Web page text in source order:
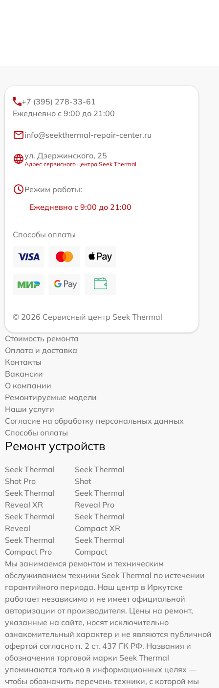
+7 (395) 278-33-61
Ежедневно с 9:00 до 21:00
info@seekthermal-repair-center.ru
ул. Дзержинского, 25
Адрес сервисного центра Seek Thermal
Режим работы:
Ежедневно с 9:00 до 21:00
Способы оплаты
© 2026 Сервисный центр Seek Thermal
Стоимость ремонта
Оплата и доставка
Контакты
Вакансии
О компании
Ремонтируемые модели
Наши услуги
Согласие на обработку персональных данных
Способы оплаты
Ремонт устройств
Seek Thermal
Shot Pro
Seek Thermal
Shot
Seek Thermal
Reveal XR
Seek Thermal
Reveal Pro
Seek Thermal
Reveal
Seek Thermal
Compact XR
Seek Thermal
Compact Pro
Seek Thermal
Compact
Мы занимаемся ремонтом и техническим
обслуживанием техники Seek Thermal по истечении
гарантийного периода. Наш центр в Иркутске
работает независимо и не имеет официальной
авторизации от производителя. Цены на ремонт,
указанные на сайте, носят исключительно
ознакомительный характер и не являются публичной
офертой согласно п. 2 ст. 437 ГК РФ. Названия и
обозначения торговой марки Seek Thermal
упоминаются только в информационных целях —
чтобы обозначить перечень техники, с которой мы